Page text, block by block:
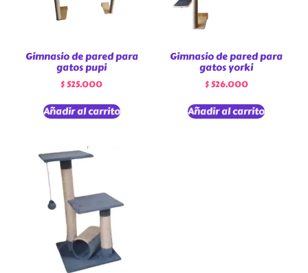
Gimnasio de pared para
gatos pupi
$525.000
Añadir al carrito
Gimnasio de pared para
gatos yorki
$526.000
Añadir al carrito